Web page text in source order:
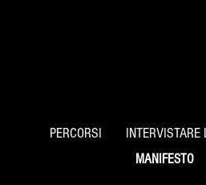
PERCORSI INTERVISTARE
MANIFESTO